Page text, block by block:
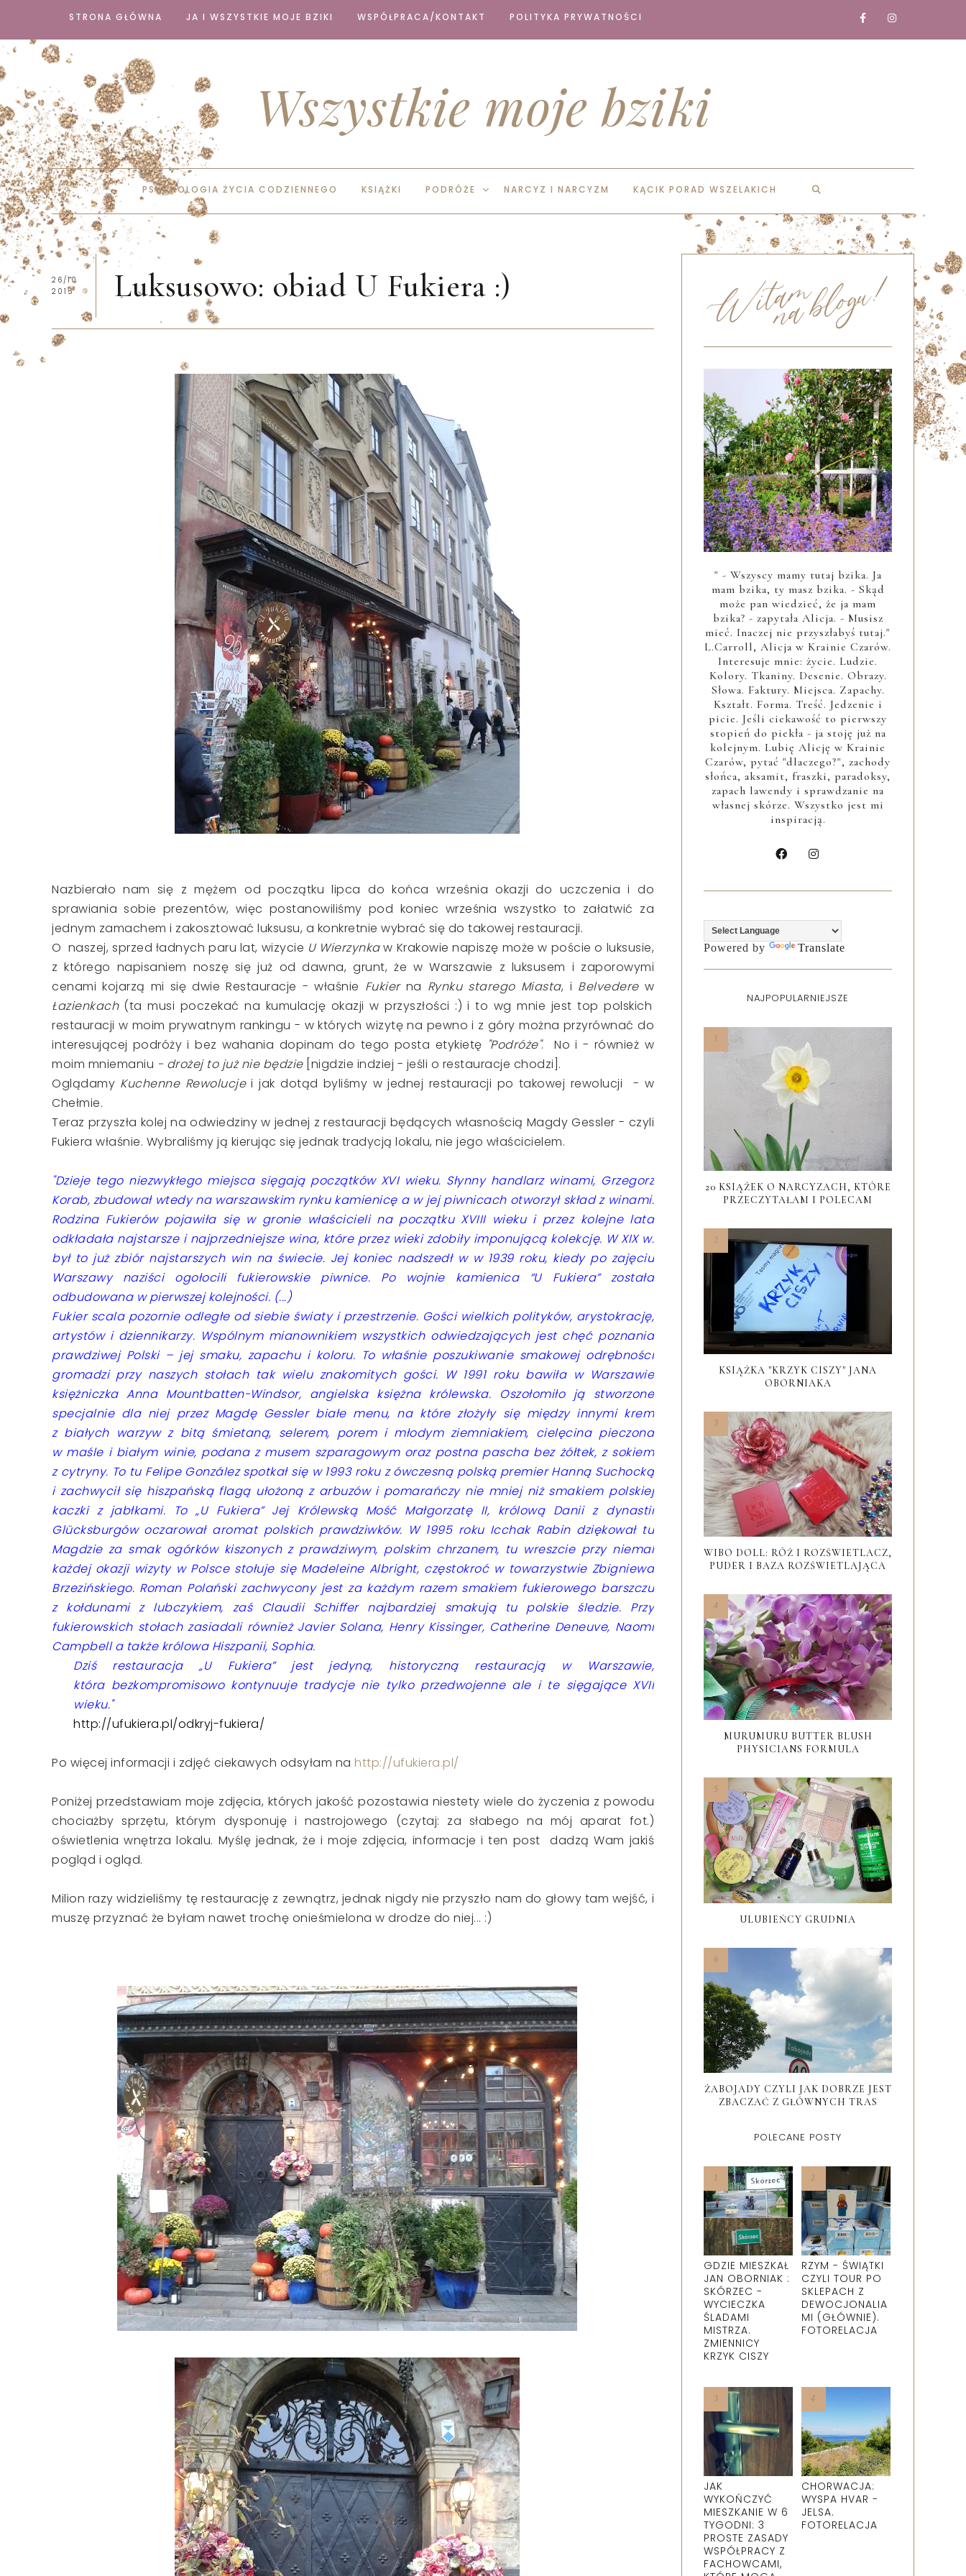
STRONA GŁÓWNA JA I WSZYSTKIE MOJE BZIKI WSPÓŁPRACA/KONTAKT POLITYKA PRYWATNOŚCI
Wszystkie moje bziki
PSYCHOLOGIA ŻYCIA CODZIENNEGO KSIĄŻKI PODRÓŻE NARCYZ I NARCYZM KĄCIK PORAD WSZELAKICH
26/10
2015
Luksusowo: obiad U Fukiera :)
Nazbierało nam się z mężem od początku lipca do końca września okazji do uczczenia i do
sprawiania sobie prezentów, więc postanowiliśmy pod koniec września wszystko to załatwić za
jednym zamachem i zakosztować luksusu, a konkretnie wybrać się do takowej restauracji.
O naszej, sprzed ładnych paru lat, wizycie U Wierzynkaw Krakowie napiszę może w poście o luksusie,
z którego napisaniem noszę się już od dawna, grunt, że w Warszawie z luksusem i zaporowymi
cenami kojarzą mi się dwie Restauracje - właśnie Fukierna Rynku starego Miasta, i Belvedere w
Łazienkach(ta musi poczekać na kumulację okazji w przyszłości :) i to wg mnie jest top polskich
restauracji w moim prywatnym rankingu - w których wizytę na pewno i z góry można przyrównać do
interesującej podróży i bez wahania dopinam do tego posta etykietę "Podróże". No i - również w
moim mniemaniu - drożej to już nie będzie[nigdzie indziej - jeśli o restauracje chodzi].
Oglądamy Kuchenne Rewolucjei jak dotąd byliśmy w jednej restauracji po takowej rewolucji - w
Chełmie.
Teraz przyszła kolej na odwiedziny w jednej z restauracji będących własnością Magdy Gessler - czyli
Fukiera właśnie. Wybraliśmy ją kierując się jednak tradycją lokalu, nie jego właścicielem.
"Dzieje tego niezwykłego miejsca sięgają początków XVI wieku. Słynny handlarz winami, Grzegorz
Korab, zbudował wtedy na warszawskim rynku kamienicę a w jej piwnicach otworzył skład z winami.
Rodzina Fukierów pojawiła się w gronie właścicieli na początku XVIII wieku i przez kolejne lata
odkładała najstarsze i najprzedniejsze wina, które przez wieki zdobiły imponującą kolekcję. W XIX w.
był to już zbiór najstarszych win na świecie. Jej koniec nadszedł w w 1939 roku, kiedy po zajęciu
Warszawy naziści ogołocili fukierowskie piwnice. Po wojnie kamienica “U Fukiera” została
odbudowana w pierwszej kolejności. (...)
Fukier scala pozornie odległe od siebie światy i przestrzenie. Gości wielkich polityków, arystokrację,
artystów i dziennikarzy. Wspólnym mianownikiem wszystkich odwiedzających jest chęć poznania
prawdziwej Polski – jej smaku, zapachu i koloru. To właśnie poszukiwanie smakowej odrębności
gromadzi przy naszych stołach tak wielu znakomitych gości. W 1991 roku bawiła w Warszawie
księżniczka Anna Mountbatten-Windsor, angielska księżna królewska. Oszołomiło ją stworzone
specjalnie dla niej przez Magdę Gessler białe menu, na które złożyły się między innymi krem
z białych warzyw z bitą śmietaną, selerem, porem i młodym ziemniakiem, cielęcina pieczona
w maśle i białym winie, podana z musem szparagowym oraz postna pascha bez żółtek, z sokiem
z cytryny. To tu Felipe González spotkał się w 1993 roku z ówczesną polską premier Hanną Suchocką
i zachwycił się hiszpańską flagą ułożoną z arbuzów i pomarańczy nie mniej niż smakiem polskiej
kaczki z jabłkami. To „U Fukiera” Jej Królewską Mość Małgorzatę II, królową Danii z dynastii
Glücksburgów oczarował aromat polskich prawdziwków. W 1995 roku Icchak Rabin dziękował tu
Magdzie za smak ogórków kiszonych z prawdziwym, polskim chrzanem, tu wreszcie przy niemal
każdej okazji wizyty w Polsce stołuje się Madeleine Albright, częstokroć w towarzystwie Zbigniewa
Brzezińskiego. Roman Polański zachwycony jest za każdym razem smakiem fukierowego barszczu
z kołdunami z lubczykiem, zaś Claudii Schiffer najbardziej smakują tu polskie śledzie. Przy
fukierowskich stołach zasiadali również Javier Solana, Henry Kissinger, Catherine Deneuve, Naomi
Campbell a także królowa Hiszpanii, Sophia.
Dziś restauracja „U Fukiera” jest jedyną, historyczną restauracją w Warszawie,
która bezkompromisowo kontynuuje tradycje nie tylko przedwojenne ale i te sięgające XVII
wieku."
http://ufukiera.pl/odkryj-fukiera/
Po więcej informacji i zdjęć ciekawych odsyłam na http://ufukiera.pl/
Poniżej przedstawiam moje zdjęcia, których jakość pozostawia niestety wiele do życzenia z powodu
chociażby sprzętu, którym dysponuję i nastrojowego (czytaj: za słabego na mój aparat fot.)
oświetlenia wnętrza lokalu. Myślę jednak, że i moje zdjęcia, informacje i ten post dadzą Wam jakiś
pogląd i ogląd.
Milion razy widzieliśmy tę restaurację z zewnątrz, jednak nigdy nie przyszło nam do głowy tam wejść, i
muszę przyznać że byłam nawet trochę onieśmielona w drodze do niej... :)
" - Wszyscy mamy tutaj bzika. Ja
mam bzika, ty masz bzika. - Skąd
może pan wiedzieć, że ja mam
bzika? - zapytała Alicja. - Musisz
mieć. Inaczej nie przyszłabyś tutaj."
L.Carroll, Alicja w Krainie Czarów.
Interesuje mnie: życie. Ludzie.
Kolory. Tkaniny. Desenie. Obrazy.
Słowa. Faktury. Miejsca. Zapachy.
Kształt. Forma. Treść. Jedzenie i
picie. Jeśli ciekawość to pierwszy
stopień do piekła - ja stoję już na
kolejnym. Lubię Alicję w Krainie
Czarów, pytać "dlaczego?", zachody
słońca, aksamit, fraszki, paradoksy,
zapach lawendy i sprawdzanie na
własnej skórze. Wszystko jest mi
inspiracją.
Powered by Translate
NAJPOPULARNIEJSZE
20 KSIĄŻEK O NARCYZACH, KTÓRE
PRZECZYTAŁAM I POLECAM
KSIĄŻKA "KRZYK CISZY" JANA
OBORNIAKA
WIBO DOLL: RÓŻ I ROZŚWIETLACZ,
PUDER I BAZA ROZŚWIETLAJĄCA
MURUMURU BUTTER BLUSH
PHYSICIANS FORMULA
ULUBIEŃCY GRUDNIA
ŻABOJADY CZYLI JAK DOBRZE JEST
ZBACZAĆ Z GŁÓWNYCH TRAS
POLECANE POSTY
GDZIE MIESZKAŁ
JAN OBORNIAK :
SKÓRZEC -
WYCIECZKA
ŚLADAMI
MISTRZA.
ZMIENNICY
KRZYK CISZY
RZYM - ŚWIĄTKI
CZYLI TOUR PO
SKLEPACH Z
DEWOCJONALIA
MI (GŁÓWNIE).
FOTORELACJA
JAK
WYKOŃCZYĆ
MIESZKANIE W 6
TYGODNI: 3
PROSTE ZASADY
WSPÓŁPRACY Z
FACHOWCAMI,
CHORWACJA:
WYSPA HVAR -
JELSA.
FOTORELACJA